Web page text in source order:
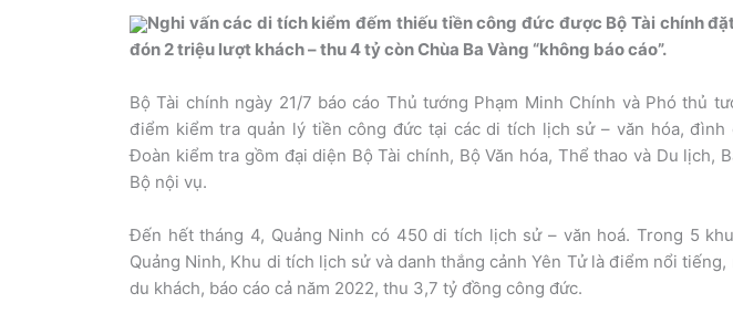
Nghi vấn các di tích kiểm đếm thiếu tiền công đức được Bộ Tài chính
đón 2 triệu lượt khách – thu 4 tỷ còn Chùa Ba Vàng “không báo cáo”.
Bộ Tài chính ngày 21/7 báo cáo Thủ tướng Phạm Minh Chính và Phó thủ
điểm kiểm tra quản lý tiền công đức tại các di tích lịch sử – văn hóa, đình
Đoàn kiểm tra gồm đại diện Bộ Tài chính, Bộ Văn hóa, Thể thao và Du lịch,
Bộ nội vụ.
Đến hết tháng 4, Quảng Ninh có 450 di tích lịch sử – văn hoá. Trong 5
Quảng Ninh, Khu di tích lịch sử và danh thắng cảnh Yên Tử là điểm nổi
du khách, báo cáo cả năm 2022, thu 3,7 tỷ đồng công đức.